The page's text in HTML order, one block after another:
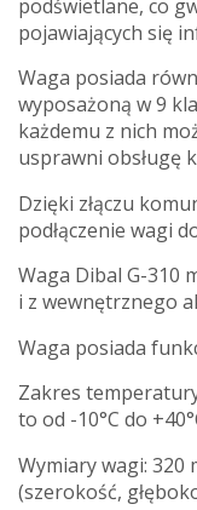
podświetlane, co
pojawiających się
Waga posiada
wyposażoną w 9
każdemu z nich
usprawni obsługę
Dzięki złączu
podłączenie wagi
Waga Dibal G-310
i z wewnętrznego
Waga posiada
Zakres
to od -10°C do
Wymiary wagi: 320
(szerokość,